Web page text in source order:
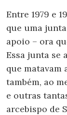
Entre 1979 e
que uma
apoio – ora
Essa junta se
que matavam
também, ao
e outras
arcebispo de